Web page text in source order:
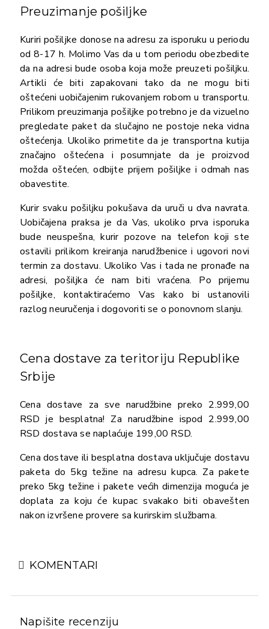
Preuzimanje pošiljke
Kuriri pošiljke donose na adresu za isporuku u periodu
od 8-17 h. Molimo Vas da u tom periodu obezbedite
da na adresi bude osoba koja može preuzeti pošiljku.
Artikli će biti zapakovani tako da ne mogu biti
oštećeni uobičajenim rukovanjem robom u transportu.
Prilikom preuzimanja pošiljke potrebno je da vizuelno
pregledate paket da slučajno ne postoje neka vidna
oštećenja. Ukoliko primetite da je transportna kutija
značajno oštećena i posumnjate da je proizvod
možda oštećen, odbijte prijem pošiljke i odmah nas
obavestite.
Kurir svaku pošiljku pokušava da uruči u dva navrata.
Uobičajena praksa je da Vas, ukoliko prva isporuka
bude neuspešna, kurir pozove na telefon koji ste
ostavili prilikom kreiranja narudžbenice i ugovori novi
termin za dostavu. Ukoliko Vas i tada ne pronađe na
adresi, pošiljka će nam biti vraćena. Po prijemu
pošiljke, kontaktiraćemo Vas kako bi ustanovili
razlog neuručenja i dogovoriti se o ponovnom slanju.
Cena dostave za teritoriju Republike
Srbije
Cena dostave za sve narudžbine preko 2.999,00
RSD je besplatna! Za narudžbine ispod 2.999,00
RSD dostava se naplaćuje 199,00 RSD.
Cena dostave ili besplatna dostava uključuje dostavu
paketa do 5kg težine na adresu kupca. Za pakete
preko 5kg težine i pakete većih dimenzija moguća je
doplata za koju će kupac svakako biti obavešten
nakon izvršene provere sa kurirskim službama.
KOMENTARI
Napišite recenziju